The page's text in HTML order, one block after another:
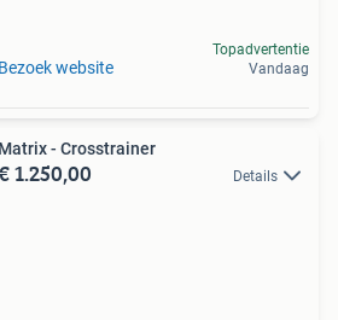
Bezoek website
Topadvertentie
Vandaag
Matrix - Crosstrainer
1.250,00 Details